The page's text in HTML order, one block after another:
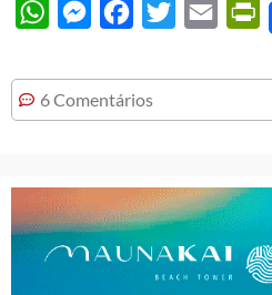
WhatsAppMessengerFacebook
Twitter Email
6 Comentários